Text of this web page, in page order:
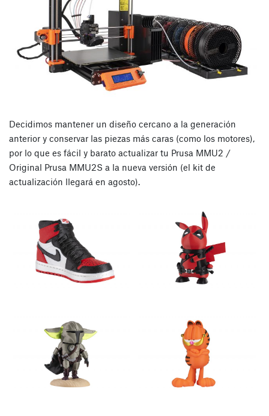
Decidimos mantener un diseño cercano a la generación
anterior y conservar las piezas más caras (como los motores),
por lo que es fácil y barato actualizar tu Prusa MMU2 /
Original Prusa MMU2S a la nueva versión (el kit de
actualización llegará en agosto).